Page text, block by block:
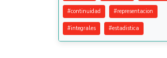
#continuidad #representacion
#integrales #estadistica